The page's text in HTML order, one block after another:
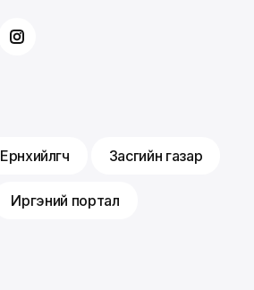
Ерөнхийлөгч Засгийн газар
Иргэний портал